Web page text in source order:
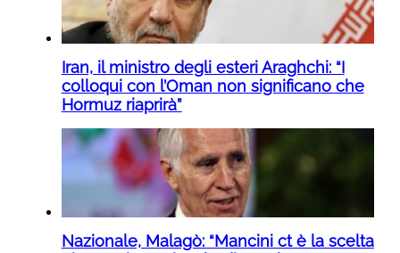
Iran, il ministro degli esteri Araghchi: “I
colloqui con l’Oman non significano che
Hormuz riaprirà”
Nazionale, Malagò: “Mancini ct è la scelta